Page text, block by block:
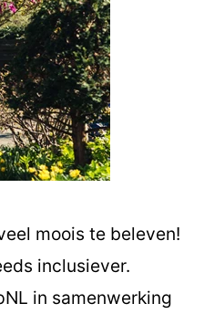
moois te beleven!
inclusiever.
in samenwerking